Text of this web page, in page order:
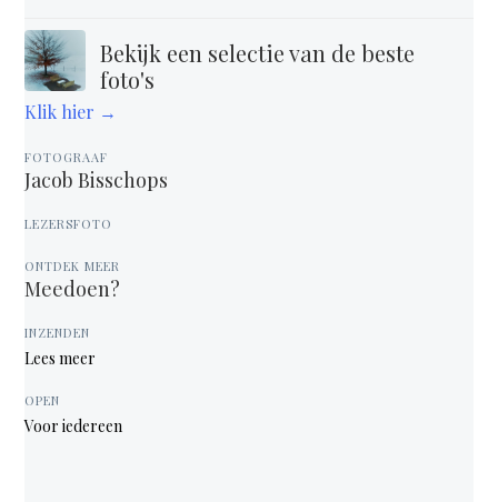
Bekijk een selectie van de beste
foto's
Klik hier →
FOTOGRAAF
Jacob Bisschops
LEZERSFOTO
ONTDEK MEER
Meedoen?
INZENDEN
Lees meer
OPEN
Voor iedereen